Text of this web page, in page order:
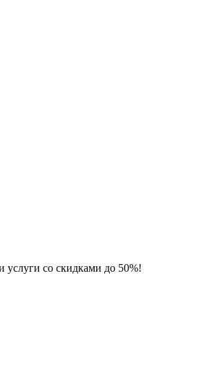
со скидками до 50%!